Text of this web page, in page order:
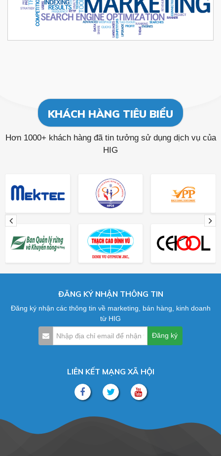
KHÁCH HÀNG TIÊU BIỂU
Hơn 1000+ khách hàng đã tin tưởng sử dụng dịch vụ của
HIG
ĐĂNG KÝ NHẬN THÔNG TIN
Đăng ký nhận các thông tin về marketing, bán hàng, kinh doanh
từ HIG
LIÊN KẾT MẠNG XÃ HỘI